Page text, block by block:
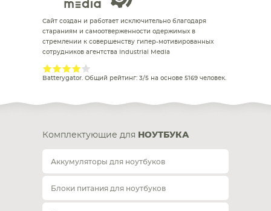
Сайт создан и работает исключительно благодаря
стараниям и самоотверженности одержимых в
стремлении к совершенству гипер-мотивированных
сотрудников агентства Industrial Media
Batterygator. Общий рейтинг: 3/5 на основе 5169 человек.
Комплектующие для НОУТБУКА
Аккумуляторы для ноутбуков
Блоки питания для ноутбуков